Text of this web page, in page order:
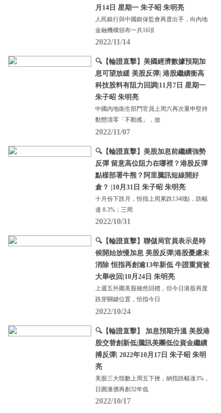
月14日 星期一 朱子昭 朱明亮
人民銀行與中國銀保監會再度出手，向內地
金融機構頒布一共16項
2022/11/14
🔍【輪證直擊】美國經濟數據預期加
息可望放緩 美股反彈| 港股繼續衝高
科技股料有阻力回調|11月7日 星期一
朱子昭 朱明亮
中國內地衛生部門官員上周六再次重申堅持
動態清零「不動搖」，放
2022/11/07
🔍【輪證直擊】美股加息前繼續強勢
反彈 留意高位阻力在哪裡？港股反彈
點樣部署牛熊？阿里騰訊短線開好
倉？ |10月31日 朱子昭 朱明亮
十月份下跌月，恒指上周累跌1348點，跌幅
達 8.3%；三周
2022/10/31
🔍【輪證直擊】聯儲局官員表示是時
候開始放慢加息 美股反彈|港股憂慮未
消除 恒指再創逾13年新低 牛證重貨被
大舉收回|10月24日 朱明亮
上週五外圍美股雖然回穩，但今日港股再度
跌穿關鍵位置，恒指今日
2022/10/24
🔍【輪證直擊】 加息預期升溫 美股港
股交替創新低|騰訊美團低位資金繼續
搏反彈| 2022年10月17日 朱子昭 朱明
亮
美股三大指數上周五下挫，納指跌幅達3%，
日圓滙價再創32年低
2022/10/17